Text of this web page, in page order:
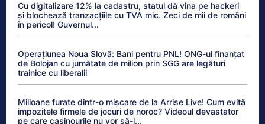
Cu digitalizare 12% la cadastru, statul dă vina pe hackeri
și blochează tranzacțiile cu TVA mic. Zeci de mii de români
în pericol! Guvernul...
Operațiunea Noua Slovă: Bani pentru PNL! ONG-ul finanțat
de Bolojan cu jumătate de milion prin SGG are legături
trainice cu liberalii
Milioane furate dintr-o mișcare de la Arrise Live! Cum evită
impozitele firmele de jocuri de noroc? Videoul devastator
pe care casinourile nu vor să-l...